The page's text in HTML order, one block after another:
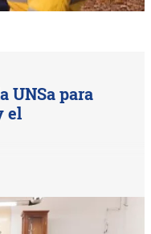
UNSa para
el